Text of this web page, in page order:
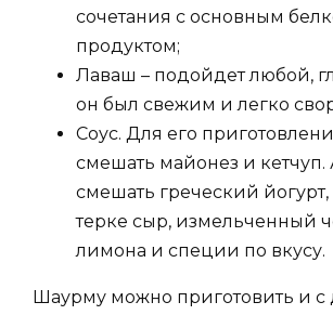
сочетания с основным
продуктом;
Лаваш – подойдет любой,
он был свежим и легко
Соус. Для его
смешать майонез и
смешать греческий
терке сыр, измельченный
лимона и специи по вкусу.
Шаурму можно приготовить и с